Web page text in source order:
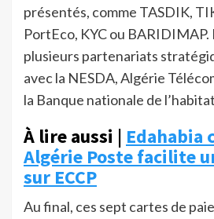
présentés, comme TASDIK,
PortEco, KYC ou BARIDIMAP.
plusieurs partenariats
avec la NESDA, Algérie
la Banque nationale de
À lire aussi | Edahabia
Algérie Poste facilite
sur ECCP
Au final, ces sept cartes de